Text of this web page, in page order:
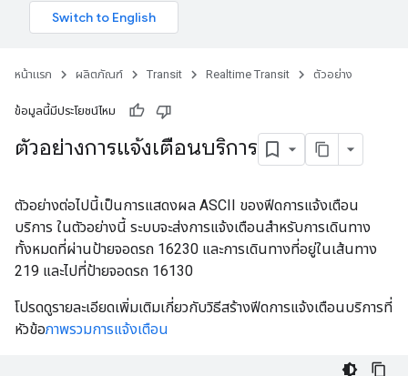
หน้าแรก ผลิตภัณฑ์ Transit Realtime Transit ตัวอย่าง
ข้อมูลนี้มีประโยชน์ไหม
ตัวอย่างการแจ้งเตือนบริการ
ตัวอย่างต่อไปนี้เป็นการแสดงผล ASCII ของฟีดการแจ้งเตือน
บริการ ในตัวอย่างนี้ ระบบจะส่งการแจ้งเตือนสำหรับการเดินทาง
ทั้งหมดที่ผ่านป้ายจอดรถ 16230 และการเดินทางที่อยู่ในเส้นทาง
219 และไปที่ป้ายจอดรถ 16130
โปรดดูรายละเอียดเพิ่มเติมเกี่ยวกับวิธีสร้างฟีดการแจ้งเตือนบริการที่
หัวข้อภาพรวมการแจ้งเตือน